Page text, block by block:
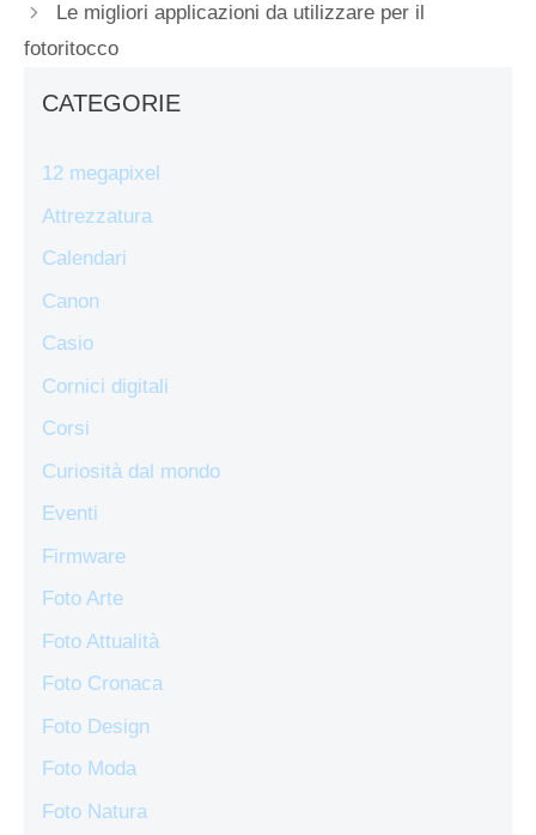
Le migliori applicazioni da utilizzare per il
fotoritocco
CATEGORIE
12 megapixel
Attrezzatura
Calendari
Canon
Casio
Cornici digitali
Corsi
Curiosità dal mondo
Eventi
Firmware
Foto Arte
Foto Attualità
Foto Cronaca
Foto Design
Foto Moda
Foto Natura